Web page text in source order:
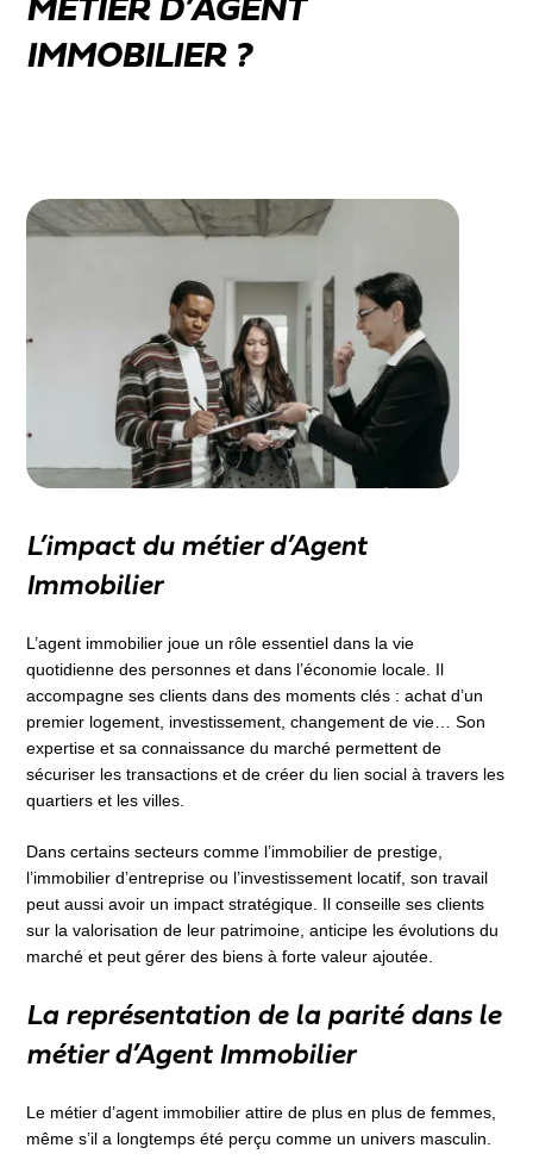
MÉTIER D’AGENT
IMMOBILIER ?
L’impact du métier d’Agent
Immobilier
L’agent immobilier joue un rôle essentiel dans la vie
quotidienne des personnes et dans l’économie locale. Il
accompagne ses clients dans des moments clés : achat d’un
premier logement, investissement, changement de vie… Son
expertise et sa connaissance du marché permettent de
sécuriser les transactions et de créer du lien social à travers les
quartiers et les villes.
Dans certains secteurs comme l’immobilier de prestige,
l’immobilier d’entreprise ou l’investissement locatif, son travail
peut aussi avoir un impact stratégique. Il conseille ses clients
sur la valorisation de leur patrimoine, anticipe les évolutions du
marché et peut gérer des biens à forte valeur ajoutée.
La représentation de la parité dans le
métier d’Agent Immobilier
Le métier d’agent immobilier attire de plus en plus de femmes,
même s’il a longtemps été perçu comme un univers masculin.